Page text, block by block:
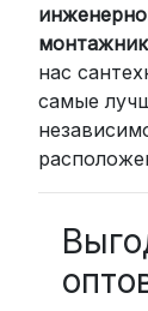
нас
самые